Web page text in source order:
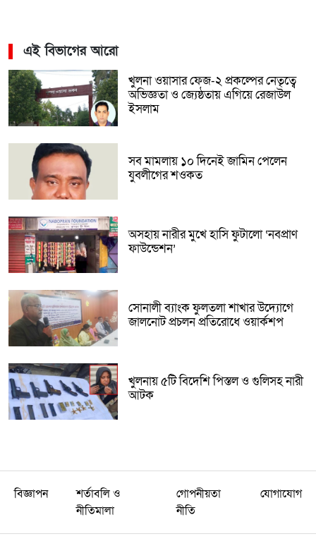
এই বিভাগের আরো
খুলনা ওয়াসার ফেজ-২ প্রকল্পের নেতৃত্বে
অভিজ্ঞতা ও জ্যেষ্ঠতায় এগিয়ে রেজাউল
ইসলাম
সব মামলায় ১০ দিনেই জামিন পেলেন
যুবলীগের শওকত
অসহায় নারীর মুখে হাসি ফুটালো ‘নবপ্রাণ
ফাউন্ডেশন’
সোনালী ব্যাংক ফুলতলা শাখার উদ্যোগে
জালনোট প্রচলন প্রতিরোধে ওয়ার্কশপ
খুলনায় ৫টি বিদেশি পিস্তল ও গুলিসহ নারী
আটক
বিজ্ঞাপন
শর্তাবলি ও
নীতিমালা
গোপনীয়তা
নীতি
যোগাযোগ